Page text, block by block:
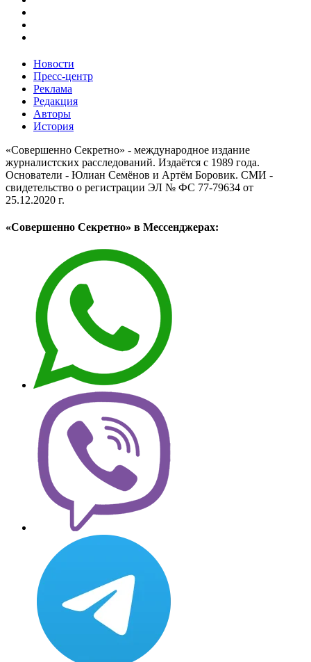
Новости
Пресс-центр
Реклама
Редакция
Авторы
История
«Совершенно Секретно» - международное издание
журналистских расследований. Издаётся с 1989 года.
Основатели - Юлиан Семёнов и Артём Боровик. CМИ -
свидетельство о регистрации ЭЛ № ФС 77-79634 от
25.12.2020 г.
«Совершенно Секретно» в Мессенджерах: